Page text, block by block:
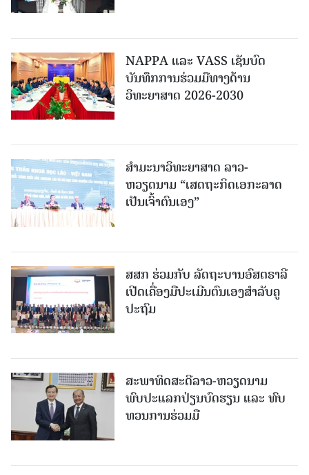
NAPPA ແລະ VASS ເຊັນບົດ
ບັນທຶກການຮ່ວມມືທາງດ້ານ
ວິທະຍາສາດ 2026-2030
ສຳມະນາວິທະຍາສາດ ລາວ-
ຫວຽດນາມ “ເສດຖະກິດເອກະລາດ
ເປັນເຈົ້າຕົນເອງ”
ສສກ ຮ່ວມກັບ ລັດຖະບານອົສຕຣາລີ
ເປີດເຄື່ອງມືປະເມີນຕົນເອງສຳລັບຄູ
ປະຖົມ
ສະພາທິດສະດີລາວ-ຫວຽດນາມ
ພົບປະແລກປ່ຽນບົດຮຽນ ແລະ ທົບ
ທວນການຮ່ວມມື